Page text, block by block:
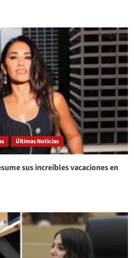
Últimas Noticias
sus increíbles vacaciones en